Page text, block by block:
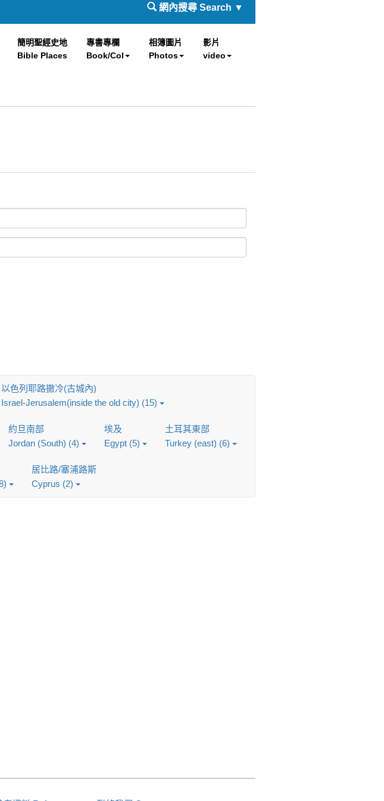
網內搜尋 Search ▼
簡明聖經史地
Bible Places
專書專欄
Book/Col
相簿圖片
Photos
影片
video
以色列耶路撒冷(古城內)
Israel-Jerusalem(inside the old city) (15)
約旦南部
Jordan (South) (4)
埃及
Egypt (5)
土耳其東部
Turkey (east) (6)
居比路/塞浦路斯
Cyprus (2)